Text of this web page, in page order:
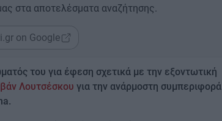
στα αποτελέσματα αναζήτησης.
on Google
του για έφεση σχετικά με την εξοντωτική
Λουτσέσκου για την ανάρμοστη συμπεριφορά